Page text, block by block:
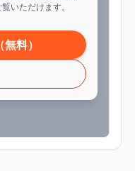
いただけます。
料）